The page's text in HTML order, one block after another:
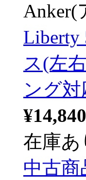
Anker(
Liberty
ス(左
ング
¥14,840
在庫あ
中古